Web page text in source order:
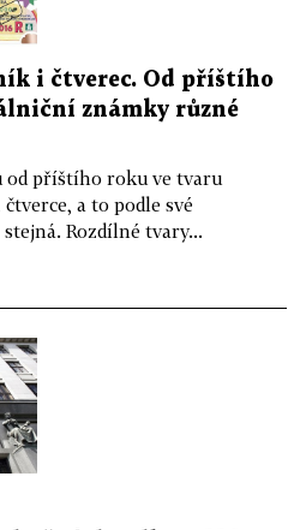
i čtverec. Od příštího
známky různé
od příštího roku ve tvaru
a to podle své
Rozdílné tvary...